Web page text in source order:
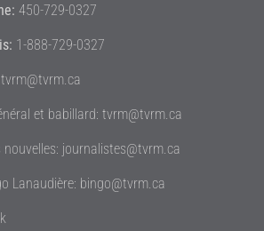
450-729-0327
1-888-729-0327
et babillard: tvrm@tvrm.ca
nouvelles: journalistes@tvrm.ca
Lanaudière: bingo@tvrm.ca